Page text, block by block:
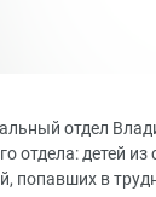
отдел
отдела: детей
попавших в